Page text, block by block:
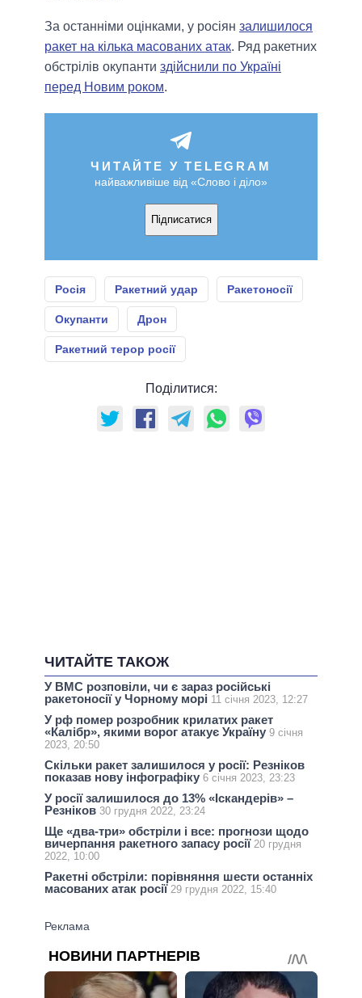
За останніми оцінками, у росіян залишилося
ракет на кілька масованих атак. Ряд ракетних
обстрілів окупанти здійснили по Україні
перед Новим роком.
ЧИТАЙТЕ У TELEGRAM
найважливіше від «Слово і діло»
Підписатися
Росія Ракетний удар Ракетоносії
Окупанти Дрон
Ракетний терор росії
Поділитися:
ЧИТАЙТЕ ТАКОЖ
У ВМС розповіли, чи є зараз російські
ракетоносії у Чорному морі 11 січня 2023, 12:27
У рф помер розробник крилатих ракет
«Калібр», якими ворог атакує Україну 9 січня
2023, 20:50
Скільки ракет залишилося у росії: Резніков
показав нову інфографіку 6 січня 2023, 23:23
У росії залишилося до 13% «Іскандерів» –
Резніков 30 грудня 2022, 23:24
Ще «два-три» обстріли і все: прогнози щодо
вичерпання ракетного запасу росії 20 грудня
2022, 10:00
Ракетні обстріли: порівняння шести останніх
масованих атак росії 29 грудня 2022, 15:40